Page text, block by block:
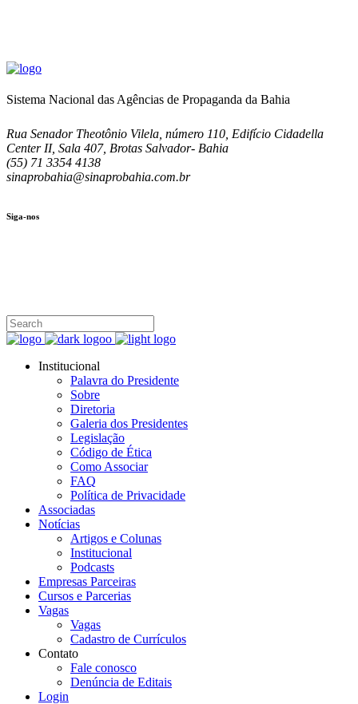
Sistema Nacional das Agências de Propaganda da Bahia
Rua Senador Theotônio Vilela, número 110, Edifício Cidadella
Center II, Sala 407, Brotas Salvador- Bahia
(55) 71 3354 4138
sinaprobahia@sinaprobahia.com.br
Siga-nos
Institucional
Palavra do Presidente
Sobre
Diretoria
Galeria dos Presidentes
Legislação
Código de Ética
Como Associar
FAQ
Política de Privacidade
Associadas
Notícias
Artigos e Colunas
Institucional
Podcasts
Empresas Parceiras
Cursos e Parcerias
Vagas
Vagas
Cadastro de Currículos
Contato
Fale conosco
Denúncia de Editais
Login